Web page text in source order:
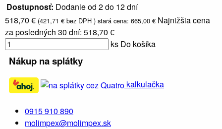
boxy a
vaňové
Dostupnosť: Dodanie od 2 do 12 dní
518,70 € (421,71 € bez DPH ) stará cena: 665,00 € Najnižšia cena
za posledných 30 dní: 518,70 €
ks Do košíka
Nákup na splátky
kalkulačka
0915 910 890
molimpex@molimpex.sk